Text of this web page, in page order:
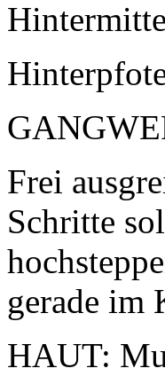
Frei
Schritte
gerade im
HAUT: